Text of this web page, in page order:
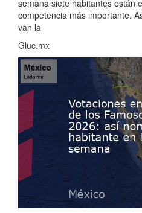
semana siete habitantes están
competencia más importante.
van la
Gluc.mx